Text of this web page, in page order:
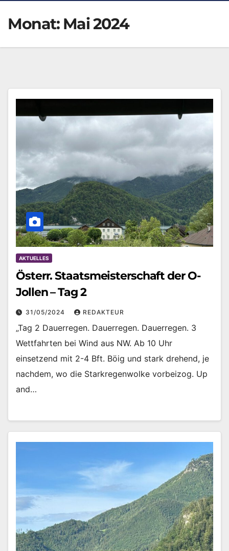
Monat: Mai 2024
AKTUELLES
Österr. Staatsmeisterschaft der O-
Jollen – Tag 2
31/05/2024 REDAKTEUR
„Tag 2 Dauerregen. Dauerregen. Dauerregen. 3
Wettfahrten bei Wind aus NW. Ab 10 Uhr
einsetzend mit 2-4 Bft. Böig und stark drehend, je
nachdem, wo die Starkregenwolke vorbeizog. Up
and…